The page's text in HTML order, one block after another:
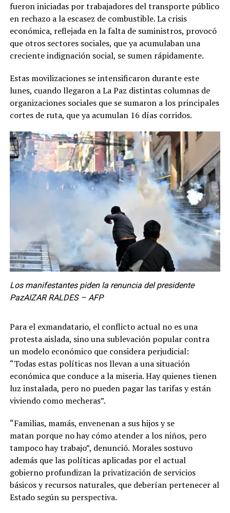
fueron iniciadas por trabajadores del transporte público
en rechazo a la escasez de combustible. La crisis
económica, reflejada en la falta de suministros, provocó
que otros sectores sociales, que ya acumulaban una
creciente indignación social, se sumen rápidamente.
Estas movilizaciones se intensificaron durante este
lunes, cuando llegaron a La Paz distintas columnas de
organizaciones sociales que se sumaron a los principales
cortes de ruta, que ya acumulan 16 días corridos.
Los manifestantes piden la renuncia del presidente
PazAIZAR RALDES – AFP
Para el exmandatario, el conflicto actual no es una
protesta aislada, sino una sublevación popular contra
un modelo económico que considera perjudicial:
“Todas estas políticas nos llevan a una situación
económica que conduce a la miseria. Hay quienes tienen
luz instalada, pero no pueden pagar las tarifas y están
viviendo como mecheras”.
“Familias, mamás, envenenan a sus hijos y se
matan porque no hay cómo atender a los niños, pero
tampoco hay trabajo”, denunció. Morales sostuvo
además que las políticas aplicadas por el actual
gobierno profundizan la privatización de servicios
básicos y recursos naturales, que deberían pertenecer al
Estado según su perspectiva.